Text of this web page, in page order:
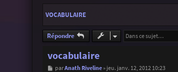
VOCABULAIRE
Répondre
vocabulaire
M
parAnath Riveline» jeu. janv. 12, 2012 10:23